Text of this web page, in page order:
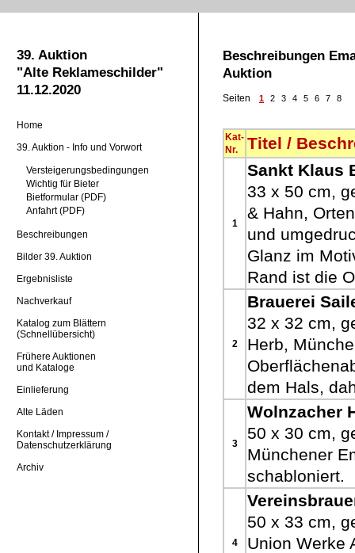
39. Auktion
"Alte Reklameschilder"
11.12.2020
Home
39. Auktion - Info und Vorwort
Versteigerungsbedingungen
Wichtig für Bieter
Bietformular (PDF)
Anfahrt (PDF)
Beschreibungen
Bilder 39. Auktion
Ergebnisliste
Nachverkauf
Katalog zum Blättern
(Schnellübersicht)
Frühere Auktionen
und Kataloge
Einlieferung
Alte Läden
Kontakt / Impressum /
Datenschutzerklärung
Archiv
Beschreibungen
Auktion
Seiten 1 2 3 4 5 6 7 8
Kat-
Nr.
Titel /
1
Sankt Klaus
33 x 50 cm,
& Hahn,
und
Glanz im
Rand ist die
2
Brauerei
32 x 32 cm,
Herb,
dem Hals,
3
Wolnzacher
50 x 30 cm,
Münchener
schabloniert.
4
50 x 33 cm,
Union Werke